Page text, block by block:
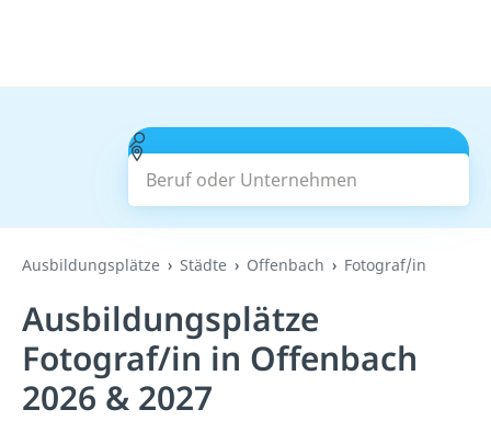
Beruf oder Unternehmen
Suchen
Ausbildungsplätze Städte Offenbach Fotograf/in
Ausbildungsplätze
Fotograf/in in Offenbach
2026 & 2027